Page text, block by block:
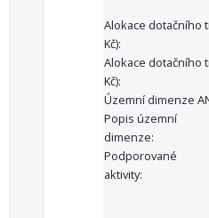
Alokace dotačního
Kč):
Alokace dotačního
Kč):
Územní dimenze
Popis územní
dimenze:
Podporované
aktivity: